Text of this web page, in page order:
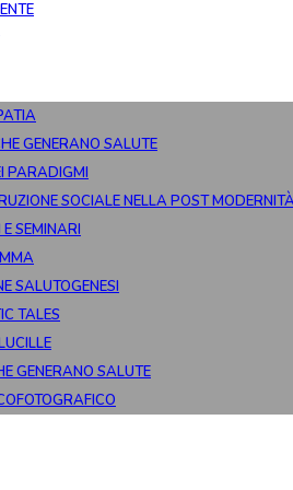
GENERANO SALUTE
PARADIGMI
SOCIALE NELLA POST
SEMINARI
SALUTOGENESI
TALES
GENERANO SALUTE